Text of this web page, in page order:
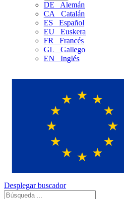
DE
Alemán
CA
Catalán
ES
Español
EU
Euskera
FR
Francés
GL
Gallego
EN
Inglés
Desplegar buscador